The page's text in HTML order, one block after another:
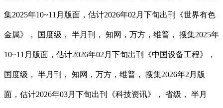
集2025年10~11月版面，估计2026年02月下旬出刊《世界有色
金属》， 国度级， 半月刊， 知网，万方，维普， 搜集2025年
10~11月版面，估计2026年02月下旬出刊《中国设备工程》，
国度级， 半月刊， 知网，万方，维普， 搜集2026年2月版
面，估计2026年03月下旬出刊《科技资讯》， 省级， 半月